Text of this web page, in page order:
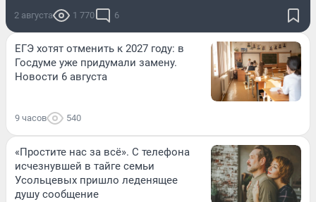
2 августа 1 770 6
ЕГЭ хотят отменить к 2027 году: в
Госдуме уже придумали замену.
Новости 6 августа
9 часов 540
«Простите нас за всё». С телефона
исчезнувшей в тайге семьи
Усольцевых пришло леденящее
душу сообщение